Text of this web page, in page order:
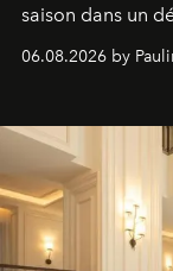
saison dans un
06.08.2026 by